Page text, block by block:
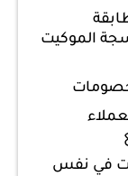
الموكيت
في نفس